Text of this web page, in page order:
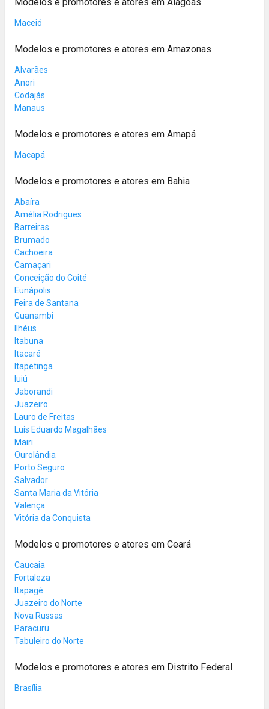
Maceió
Modelos e promotores e atores em Amazonas
Alvarães
Anori
Codajás
Manaus
Modelos e promotores e atores em Amapá
Macapá
Modelos e promotores e atores em Bahia
Abaíra
Amélia Rodrigues
Barreiras
Brumado
Cachoeira
Camaçari
Conceição do Coité
Eunápolis
Feira de Santana
Guanambi
Ilhéus
Itabuna
Itacaré
Itapetinga
Iuiú
Jaborandi
Juazeiro
Lauro de Freitas
Luís Eduardo Magalhães
Mairi
Ourolândia
Porto Seguro
Salvador
Santa Maria da Vitória
Valença
Vitória da Conquista
Modelos e promotores e atores em Ceará
Caucaia
Fortaleza
Itapagé
Juazeiro do Norte
Nova Russas
Paracuru
Tabuleiro do Norte
Modelos e promotores e atores em Distrito Federal
Brasília